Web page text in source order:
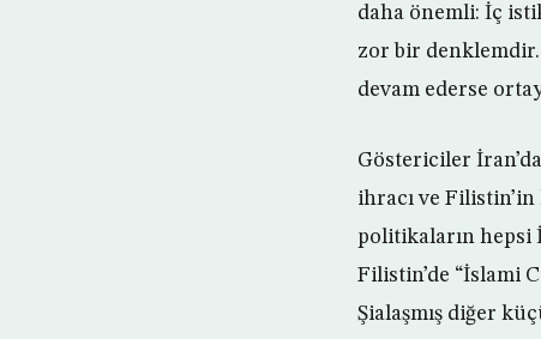
daha önemli: İç
zor bir denklemdir.
devam ederse
Göstericiler
ihracı ve
politikaların hepsi
Filistin’de “İslami
Şialaşmış diğer